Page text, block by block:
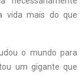
vida mais do que
o mundo para
um gigante que